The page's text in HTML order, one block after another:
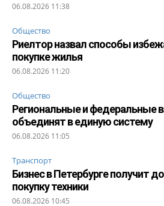
06.08.2026 11:38
Общество
Риелтор назвал способы
покупке жилья
06.08.2026 11:20
Общество
Региональные и федеральные
объединят в единую систему
06.08.2026 11:05
Транспорт
Бизнес в Петербурге получит
покупку техники
06.08.2026 10:45